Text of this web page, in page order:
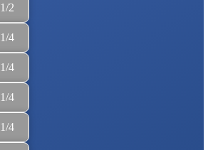
1/2*4
1/4 1*1/2 1
1/4 1*1/2 2
1/4 1*2
1/4 1*3